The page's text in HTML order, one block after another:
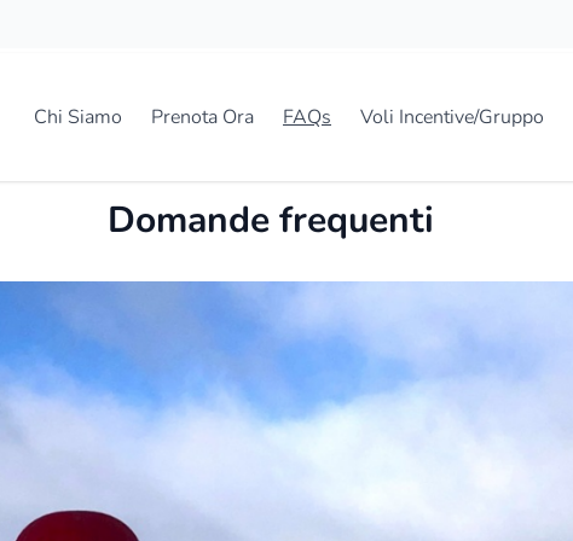
Chi Siamo Prenota Ora FAQs Voli Incentive/Gruppo
Domande frequenti